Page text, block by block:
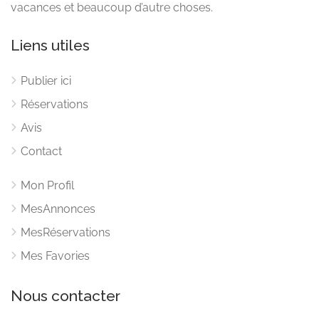
vacances et beaucoup d’autre choses.
Liens utiles
Publier ici
Réservations
Avis
Contact
Mon Profil
MesAnnonces
MesRéservations
Mes Favories
Nous contacter